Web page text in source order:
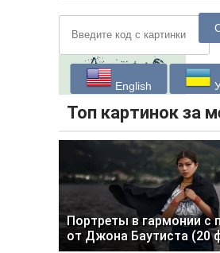
English
Топ картинок за
Портреты в гармонии с
от Джона Баутиста (20